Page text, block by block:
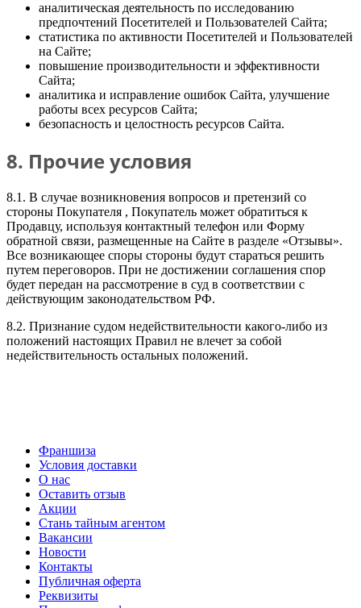
аналитическая деятельность по исследованию
предпочтений Посетителей и Пользователей Сайта;
статистика по активности Посетителей и Пользователей
на Сайте;
повышение производительности и эффективности
Сайта;
аналитика и исправление ошибок Сайта, улучшение
работы всех ресурсов Сайта;
безопасность и целостность ресурсов Сайта.
8. Прочие условия
8.1. В случае возникновения вопросов и претензий со
стороны Покупателя , Покупатель может обратиться к
Продавцу, используя контактный телефон или Форму
обратной связи, размещенные на Сайте в разделе «Отзывы».
Все возникающее споры стороны будут стараться решить
путем переговоров. При не достижении соглашения спор
будет передан на рассмотрение в суд в соответствии с
действующим законодательством РФ.
8.2. Признание судом недействительности какого-либо из
положений настоящих Правил не влечет за собой
недействительность остальных положений.
Франшиза
Условия доставки
О нас
Оставить отзыв
Акции
Стань тайным агентом
Вакансии
Новости
Контакты
Публичная оферта
Реквизиты